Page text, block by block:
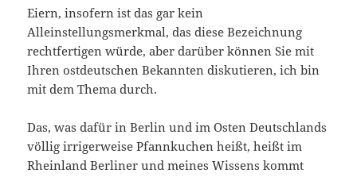
Eiern, insofern ist das gar kein
Alleinstellungsmerkmal, das diese Bezeichnung
rechtfertigen würde, aber darüber können Sie mit
Ihren ostdeutschen Bekannten diskutieren, ich bin
mit dem Thema durch.
Das, was dafür in Berlin und im Osten Deutschlands
völlig irrigerweise Pfannkuchen heißt, heißt im
Rheinland Berliner und meines Wissens kommt